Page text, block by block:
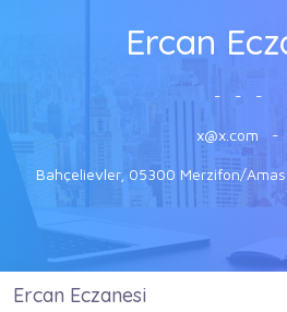
Ercan
- - -
x@x.com -
Bahçelievler, 05300 Merzifon/
Ercan Eczanesi